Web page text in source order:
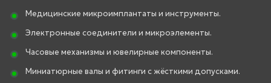
Медицинские микроимплантаты и инструменты.
Электронные соединители и микроэлементы.
Часовые механизмы и ювелирные компоненты.
Миниатюрные валы и фитинги с жёсткими допусками.